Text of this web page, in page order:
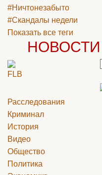
#Ничтонезабыто
#Скандалы недели
Показать все теги
Расследования
Криминал
История
Видео
Общество
Политика